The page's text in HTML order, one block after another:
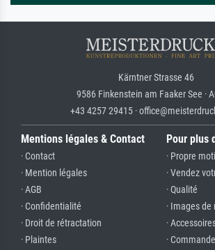
Kärntner Strasse 46
9586 Finkenstein am Faaker See ·
+43 4257 29415 ·
Mentions légales & Contact
· Contact
· Mention légales
· AGB
· Confidentialité
· Droit de rétractation
· Plaintes
Pour plus
· Propre
· Vendez
· Qualité
· Images
·
·